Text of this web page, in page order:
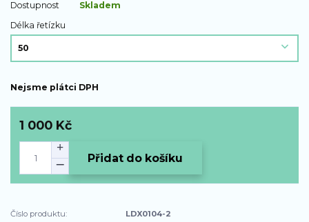
Dostupnost
Skladem
Délka řetízku
Nejsme plátci DPH
1 000 Kč
Přidat do košíku
Číslo produktu:
LDX0104-2